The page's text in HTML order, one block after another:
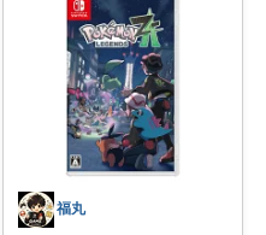
福丸